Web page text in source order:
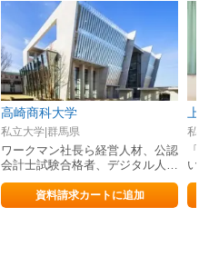
高崎商科大学
私立大学|群馬県
ワークマン社長ら経営人材、公認
会計士試験合格者、デジタル人材
を多数輩出。
資料請求カートに追加
上
私
「
い
き